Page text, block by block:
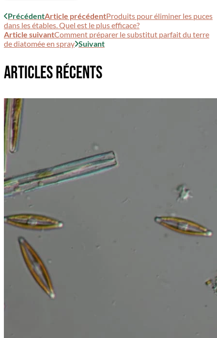
PrécédentArticle précédentProduits pour éliminer les puces
dans les étables. Quel est le plus efficace?
Article suivantComment préparer le substitut parfait du terre
de diatomée en spray Suivant
ARTICLES RÉCENTS